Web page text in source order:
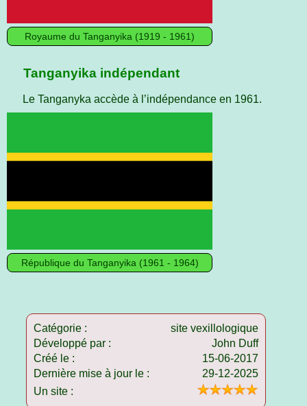
Royaume du Tanganyika (1919 - 1961)
Tanganyika indépendant
Le Tanganyka accède à l’indépendance en 1961.
République du Tanganyika (1961 - 1964)
Catégorie :
site vexillologique
Développé par :
John Duff
Créé le :
15-06-2017
Dernière mise à jour le :
29-12-2025
Un site :